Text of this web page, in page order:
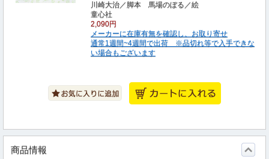
川崎大治／脚本 馬場のぼる／絵
童心社
2,090円
メーカーに在庫有無を確認し、お取り寄せ
通常1週間~4週間で出荷 ※品切れ等で入手できな
い場合もございます
商品情報